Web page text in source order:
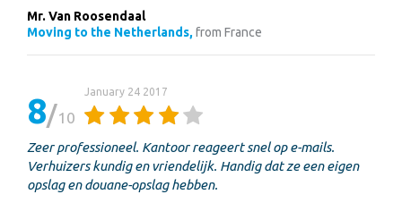
Mr. Van Roosendaal
Moving to the Netherlands,from France
8 10
January 24 2017
Zeer professioneel. Kantoor reageert snel op e-mails.
Verhuizers kundig en vriendelijk. Handig dat ze een eigen
opslag en douane-opslag hebben.